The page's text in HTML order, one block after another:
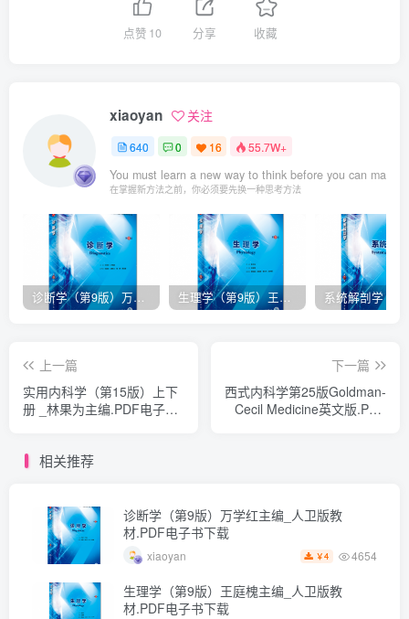
点赞 10 分享 收藏
xiaoyan 关注
640 0 16 55.7W+
You must learn a new way to think before you can
在掌握新方法之前，你必须要先换一种思考方法
诊断学（第9版）万学红主编_人卫版教材.PDF电子书下载 生理学（第9版）王庭槐主编_人卫版教材.PDF电子书下载
上一篇
实用内科学（第15版）上下
册 _林果为主编.PDF电子书
下一篇
西式内科学第25版Goldman-
Cecil Medicine英文版.PDF
相关推荐
诊断学（第9版）万学红主编_人卫版教
材.PDF电子书下载
xiaoyan ￥4 4654
生理学（第9版）王庭槐主编_人卫版教
材.PDF电子书下载